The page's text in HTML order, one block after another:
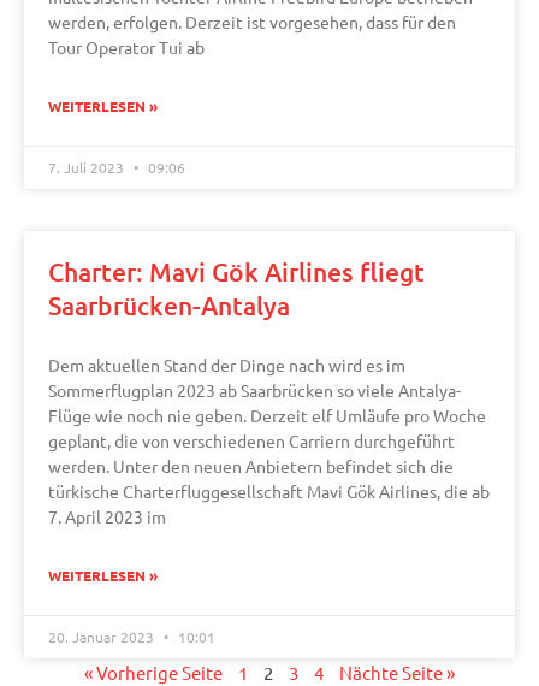
werden, erfolgen. Derzeit ist vorgesehen, dass für den
Tour Operator Tui ab
WEITERLESEN »
7. Juli 2023 09:06
Charter: Mavi Gök Airlines fliegt
Saarbrücken-Antalya
Dem aktuellen Stand der Dinge nach wird es im
Sommerflugplan 2023 ab Saarbrücken so viele Antalya-
Flüge wie noch nie geben. Derzeit elf Umläufe pro Woche
geplant, die von verschiedenen Carriern durchgeführt
werden. Unter den neuen Anbietern befindet sich die
türkische Charterfluggesellschaft Mavi Gök Airlines, die ab
7. April 2023 im
WEITERLESEN »
20. Januar 2023 10:01
« Vorherige Seite 1 2 3 4 Nächte Seite »